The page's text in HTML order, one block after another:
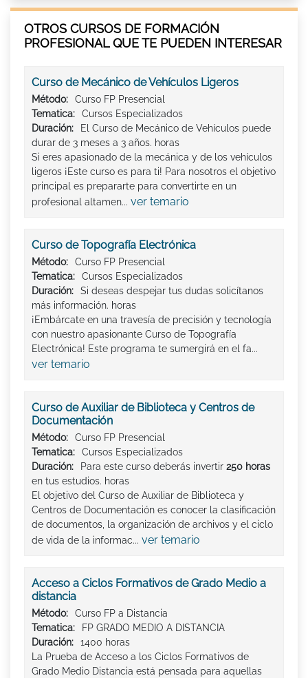
OTROS CURSOS DE FORMACIÓN
PROFESIONAL QUE TE PUEDEN INTERESAR
Curso de Mecánico de Vehículos Ligeros
Método:
Curso FP Presencial
Tematica:
Cursos Especializados
Duración:
El Curso de Mecánico de Vehículos puede
durar de 3 meses a 3 años. horas
Si eres apasionado de la mecánica y de los vehículos
ligeros ¡Este curso es para ti! Para nosotros el objetivo
principal es prepararte para convertirte en un
profesional altamen... ver temario
Curso de Topografía Electrónica
Método:
Curso FP Presencial
Tematica:
Cursos Especializados
Duración:
Si deseas despejar tus dudas solicítanos
más información. horas
¡Embárcate en una travesía de precisión y tecnología
con nuestro apasionante Curso de Topografía
Electrónica! Este programa te sumergirá en el fa...
ver temario
Curso de Auxiliar de Biblioteca y Centros de
Documentación
Método:
Curso FP Presencial
Tematica:
Cursos Especializados
Duración:
Para este curso deberás invertir 250 horas
en tus estudios. horas
El objetivo del Curso de Auxiliar de Biblioteca y
Centros de Documentación es conocer la clasificación
de documentos, la organización de archivos y el ciclo
de vida de la informac... ver temario
Acceso a Ciclos Formativos de Grado Medio a
distancia
Método:
Curso FP a Distancia
Tematica:
FP GRADO MEDIO A DISTANCIA
Duración:
1400 horas
La Prueba de Acceso a los Ciclos Formativos de
Grado Medio Distancia está pensada para aquellas